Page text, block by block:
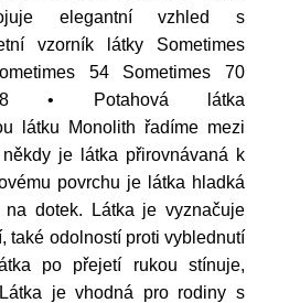
elegantní vzhled s
vzorník látky Sometimes
54 Sometimes 70
• Potahová látka
látku Monolith řadíme mezi
je látka přirovnávaná k
povrchu je látka hladká
dotek. Látka je vyznačuje
také odolností proti vyblednutí
po přejetí rukou stínuje,
je vhodná pro rodiny s